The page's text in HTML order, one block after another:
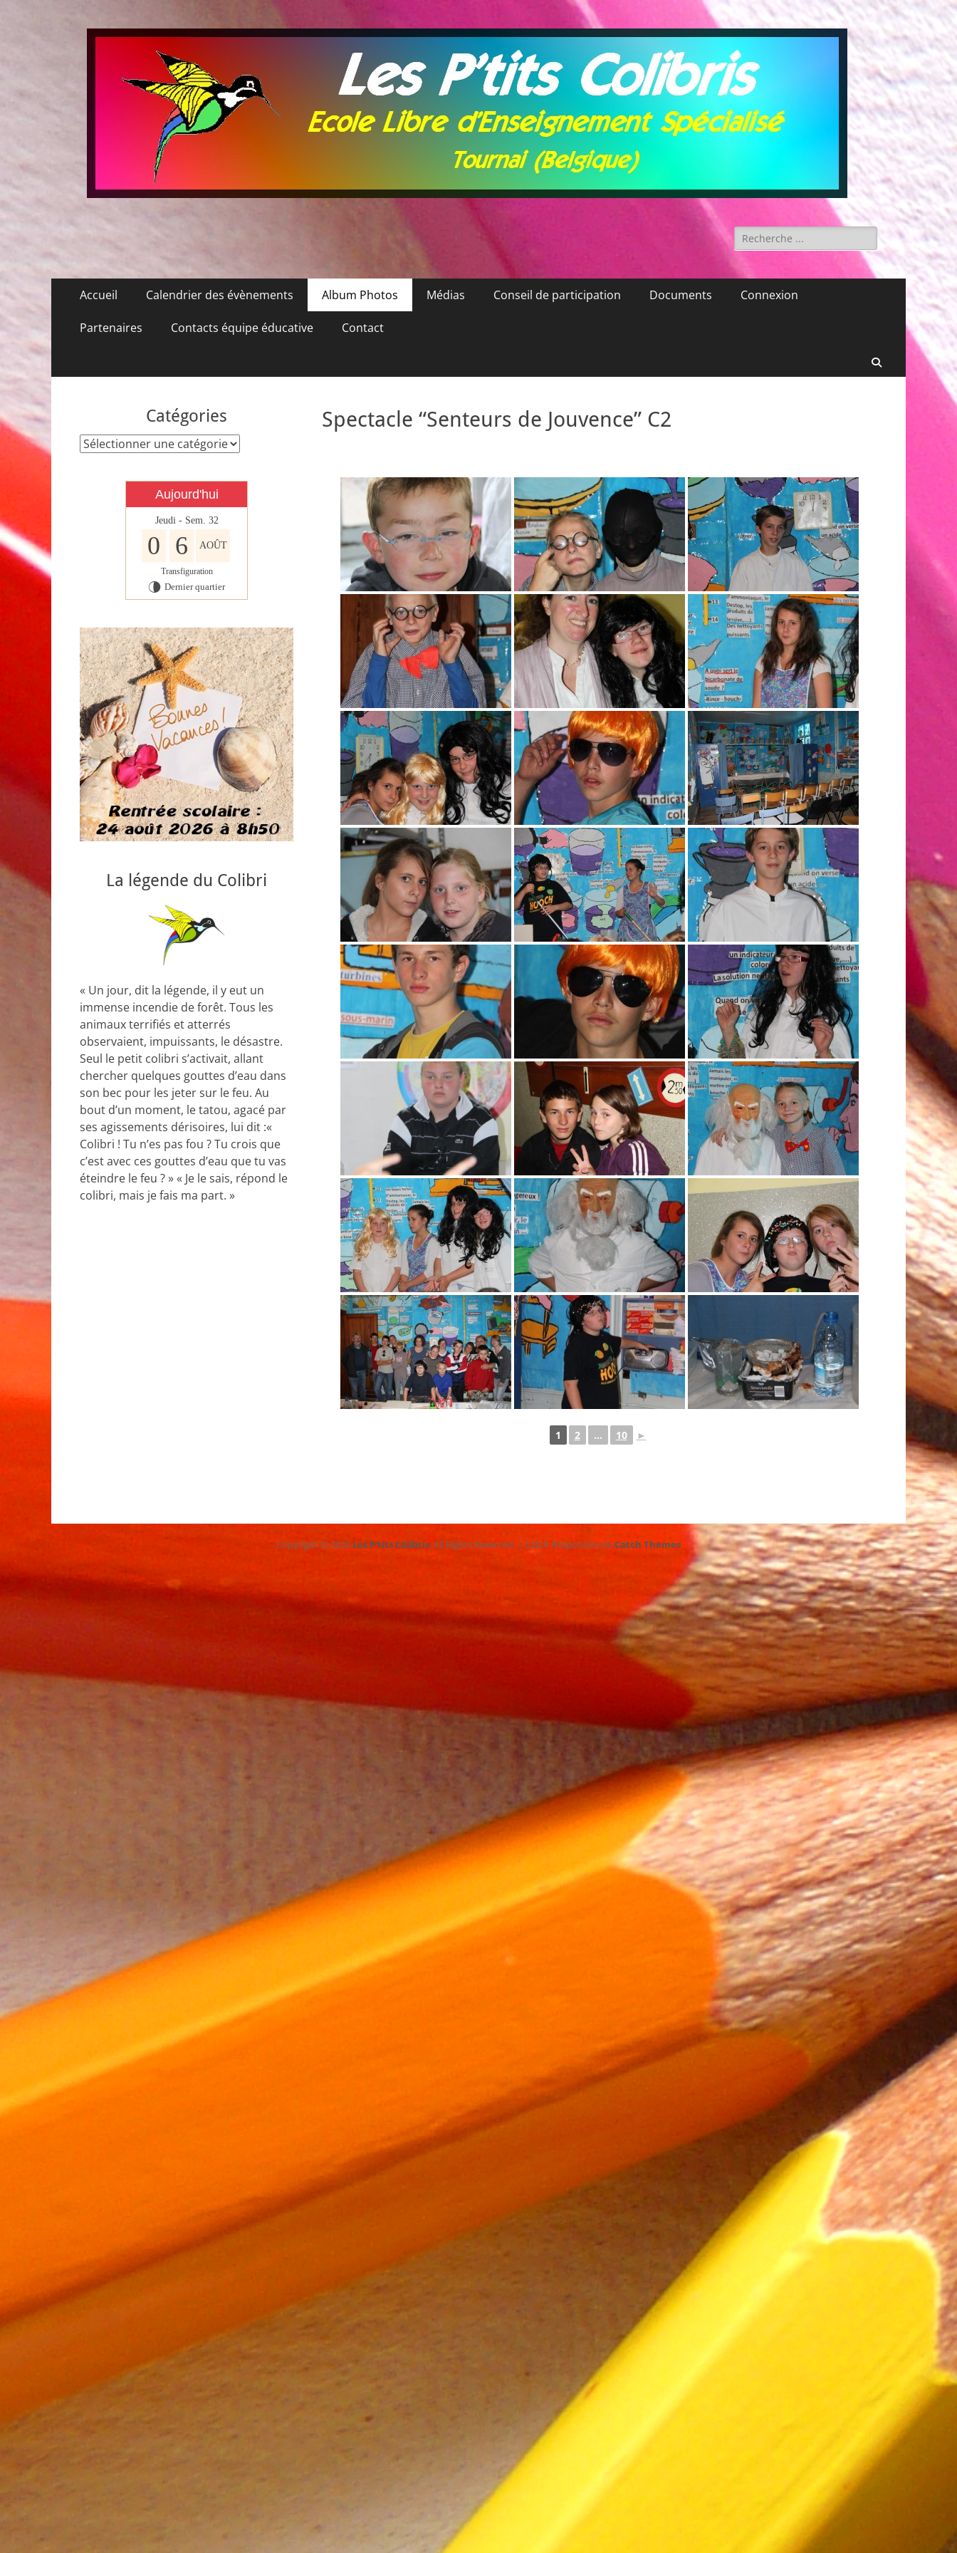
Les P'tits Colibris
Rechercher :
Menu
contenu
Accueil Calendrier des évènements Album Photos Médias Conseil de participation Documents Connexion
Partenaires Contacts équipe éducative Contact
Recherche
Spectacle “Senteurs de Jouvence” C2
1 2 ... 10 ►
Catégories
Catégories
Aujourd'hui
Jeudi - Sem. 32
0 6 AOÛT
Transfiguration
U Dernier quartier
La légende du Colibri
« Un jour, dit la légende, il y eut un
immense incendie de forêt. Tous les
animaux terrifiés et atterrés
observaient, impuissants, le désastre.
Seul le petit colibri s’activait, allant
chercher quelques gouttes d’eau dans
son bec pour les jeter sur le feu. Au
bout d’un moment, le tatou, agacé par
ses agissements dérisoires, lui dit :«
Colibri ! Tu n’es pas fou ? Tu crois que
c’est avec ces gouttes d’eau que tu vas
éteindre le feu ? » « Je le sais, répond le
colibri, mais je fais ma part. »
Copyright © 2026 Les P'tits Colibris. All Rights Reserved. | Catch Responsive deCatch Themes